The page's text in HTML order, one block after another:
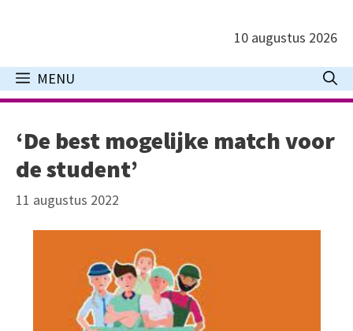
inhoud
10 augustus 2026
MENU
‘De best mogelijke match voor
de student’
11 augustus 2022